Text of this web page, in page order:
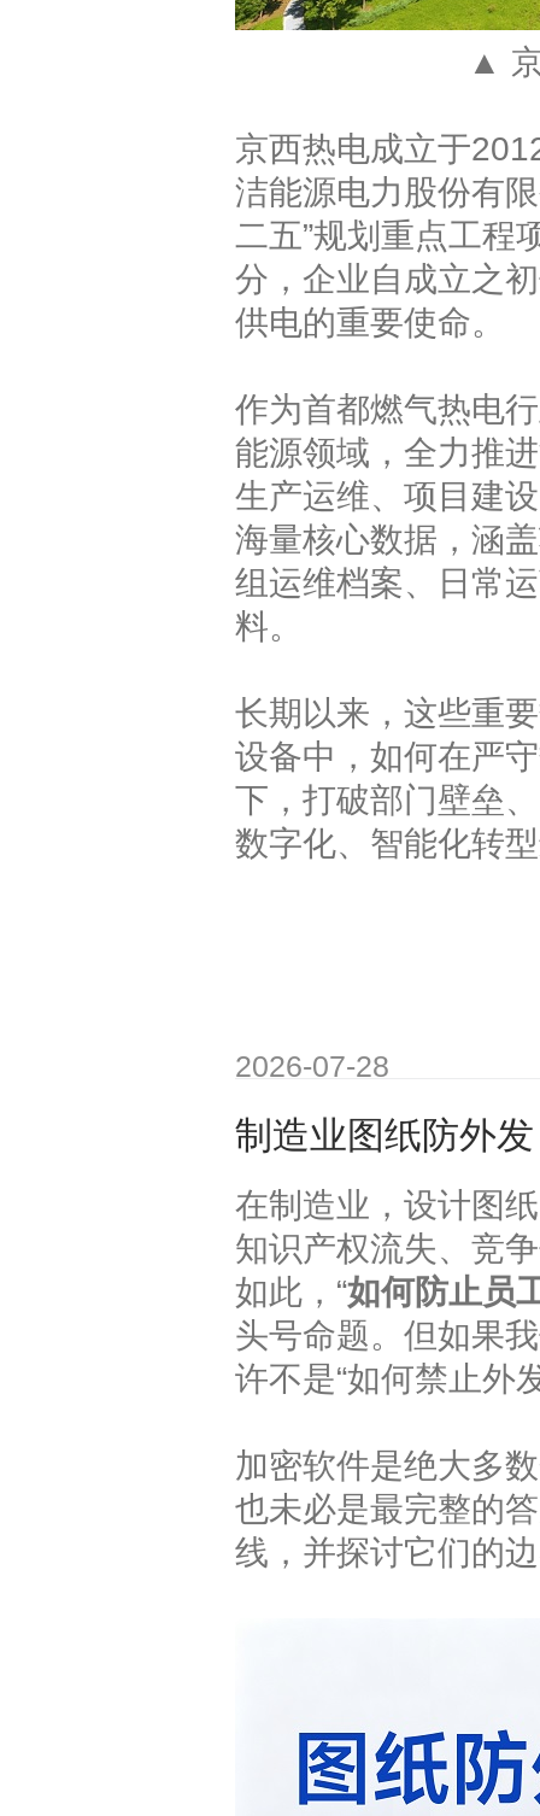
▲
京西热电成立于
洁能源电力股份有
二五”规划重点工程
分，企业自成立之
供电的重要使命。
作为首都燃气热电
能源领域，全力推
生产运维、项目建
海量核心数据，涵
组运维档案、日常
料。
长期以来，这些重
设备中，如何在严
下，打破部门壁垒
数字化、智能化转
2026-07-28
制造业图纸防外
在制造业，设计图
知识产权流失、竞
如此，“如何防止员
头号命题。但如果
许不是“如何禁止外
加密软件是绝大多
也未必是最完整的
线，并探讨它们的